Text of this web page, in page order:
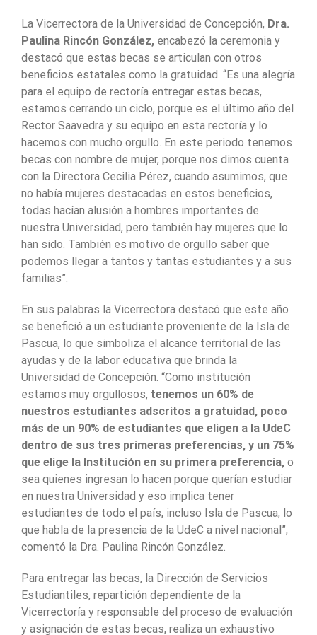
La Vicerrectora de la Universidad de Concepción, Dra.
Paulina Rincón González, encabezó la ceremonia y
destacó que estas becas se articulan con otros
beneficios estatales como la gratuidad. “Es una alegría
para el equipo de rectoría entregar estas becas,
estamos cerrando un ciclo, porque es el último año del
Rector Saavedra y su equipo en esta rectoría y lo
hacemos con mucho orgullo. En este periodo tenemos
becas con nombre de mujer, porque nos dimos cuenta
con la Directora Cecilia Pérez, cuando asumimos, que
no había mujeres destacadas en estos beneficios,
todas hacían alusión a hombres importantes de
nuestra Universidad, pero también hay mujeres que lo
han sido. También es motivo de orgullo saber que
podemos llegar a tantos y tantas estudiantes y a sus
familias”.
En sus palabras la Vicerrectora destacó que este año
se benefició a un estudiante proveniente de la Isla de
Pascua, lo que simboliza el alcance territorial de las
ayudas y de la labor educativa que brinda la
Universidad de Concepción. “Como institución
estamos muy orgullosos, tenemos un 60% de
nuestros estudiantes adscritos a gratuidad, poco
más de un 90% de estudiantes que eligen a la UdeC
dentro de sus tres primeras preferencias, y un 75%
que elige la Institución en su primera preferencia, o
sea quienes ingresan lo hacen porque querían estudiar
en nuestra Universidad y eso implica tener
estudiantes de todo el país, incluso Isla de Pascua, lo
que habla de la presencia de la UdeC a nivel nacional”,
comentó la Dra. Paulina Rincón González.
Para entregar las becas, la Dirección de Servicios
Estudiantiles, repartición dependiente de la
Vicerrectoría y responsable del proceso de evaluación
y asignación de estas becas, realiza un exhaustivo